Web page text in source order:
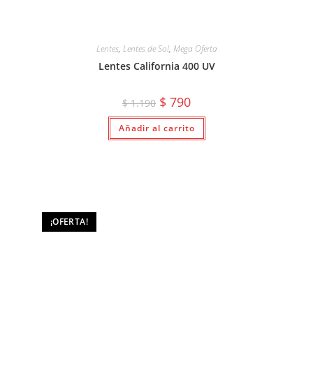
Lentes, Lentes de Sol, Mega Oferta
Lentes California 400 UV
$1.190 El
precio
original
era:
$ 1.190.
$ 790El
actual
es:
$ 790.
Añadir al carrito
¡OFERTA!